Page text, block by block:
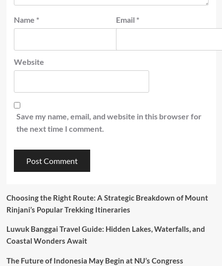
Name * Email *
Website
Save my name, email, and website in this browser for
the next time I comment.
Choosing the Right Route: A Strategic Breakdown of Mount
Rinjani’s Popular Trekking Itineraries
Luwuk Banggai Travel Guide: Hidden Lakes, Waterfalls, and
Coastal Wonders Await
The Future of Indonesia May Begin at NU’s Congress